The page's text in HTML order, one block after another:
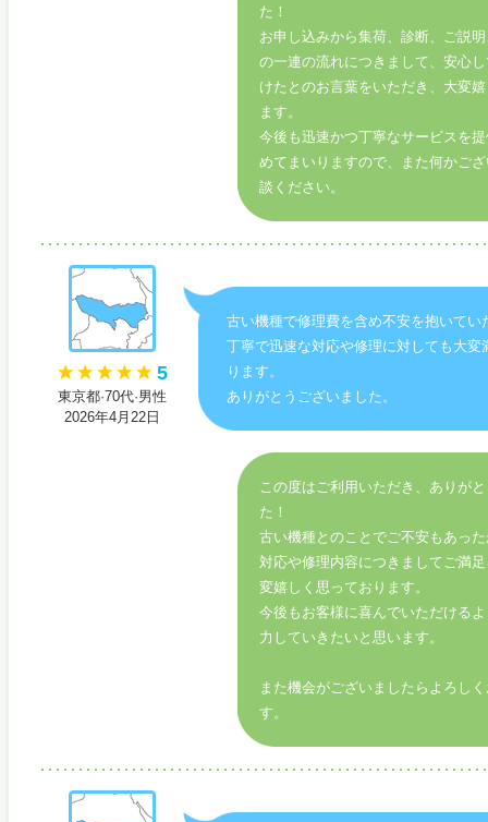
た！
お申し込みから集荷、診断、ご説
の一連の流れにつきまして、安心
けたとのお言葉をいただき、大変
ます。
今後も迅速かつ丁寧なサービスを
めてまいりますので、また何かご
談ください。
5
東京都·70代·男性
2026年4月22日
古い機種で修理費を含め不安を抱いてい
丁寧で迅速な対応や修理に対しても大変
ります。
ありがとうございました。
この度はご利用いただき、ありが
た！
古い機種とのことでご不安もあっ
対応や修理内容につきましてご満
変嬉しく思っております。
今後もお客様に喜んでいただける
力していきたいと思います。
また機会がございましたらよろし
す。